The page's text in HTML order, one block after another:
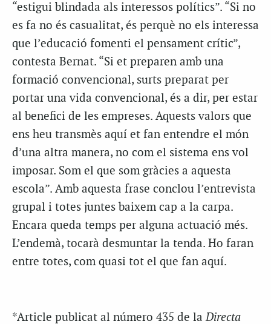
“estigui blindada als interessos polítics”. “Si no
es fa no és casualitat, és perquè no els interessa
que l’educació fomenti el pensament crític”,
contesta Bernat. “Si et preparen amb una
formació convencional, surts preparat per
portar una vida convencional, és a dir, per estar
al benefici de les empreses. Aquests valors que
ens heu transmès aquí et fan entendre el món
d’una altra manera, no com el sistema ens vol
imposar. Som el que som gràcies a aquesta
escola”. Amb aquesta frase conclou l’entrevista
grupal i totes juntes baixem cap a la carpa.
Encara queda temps per alguna actuació més.
L’endemà, tocarà desmuntar la tenda. Ho faran
entre totes, com quasi tot el que fan aquí.
*Article publicat al número 435 de laDirecta